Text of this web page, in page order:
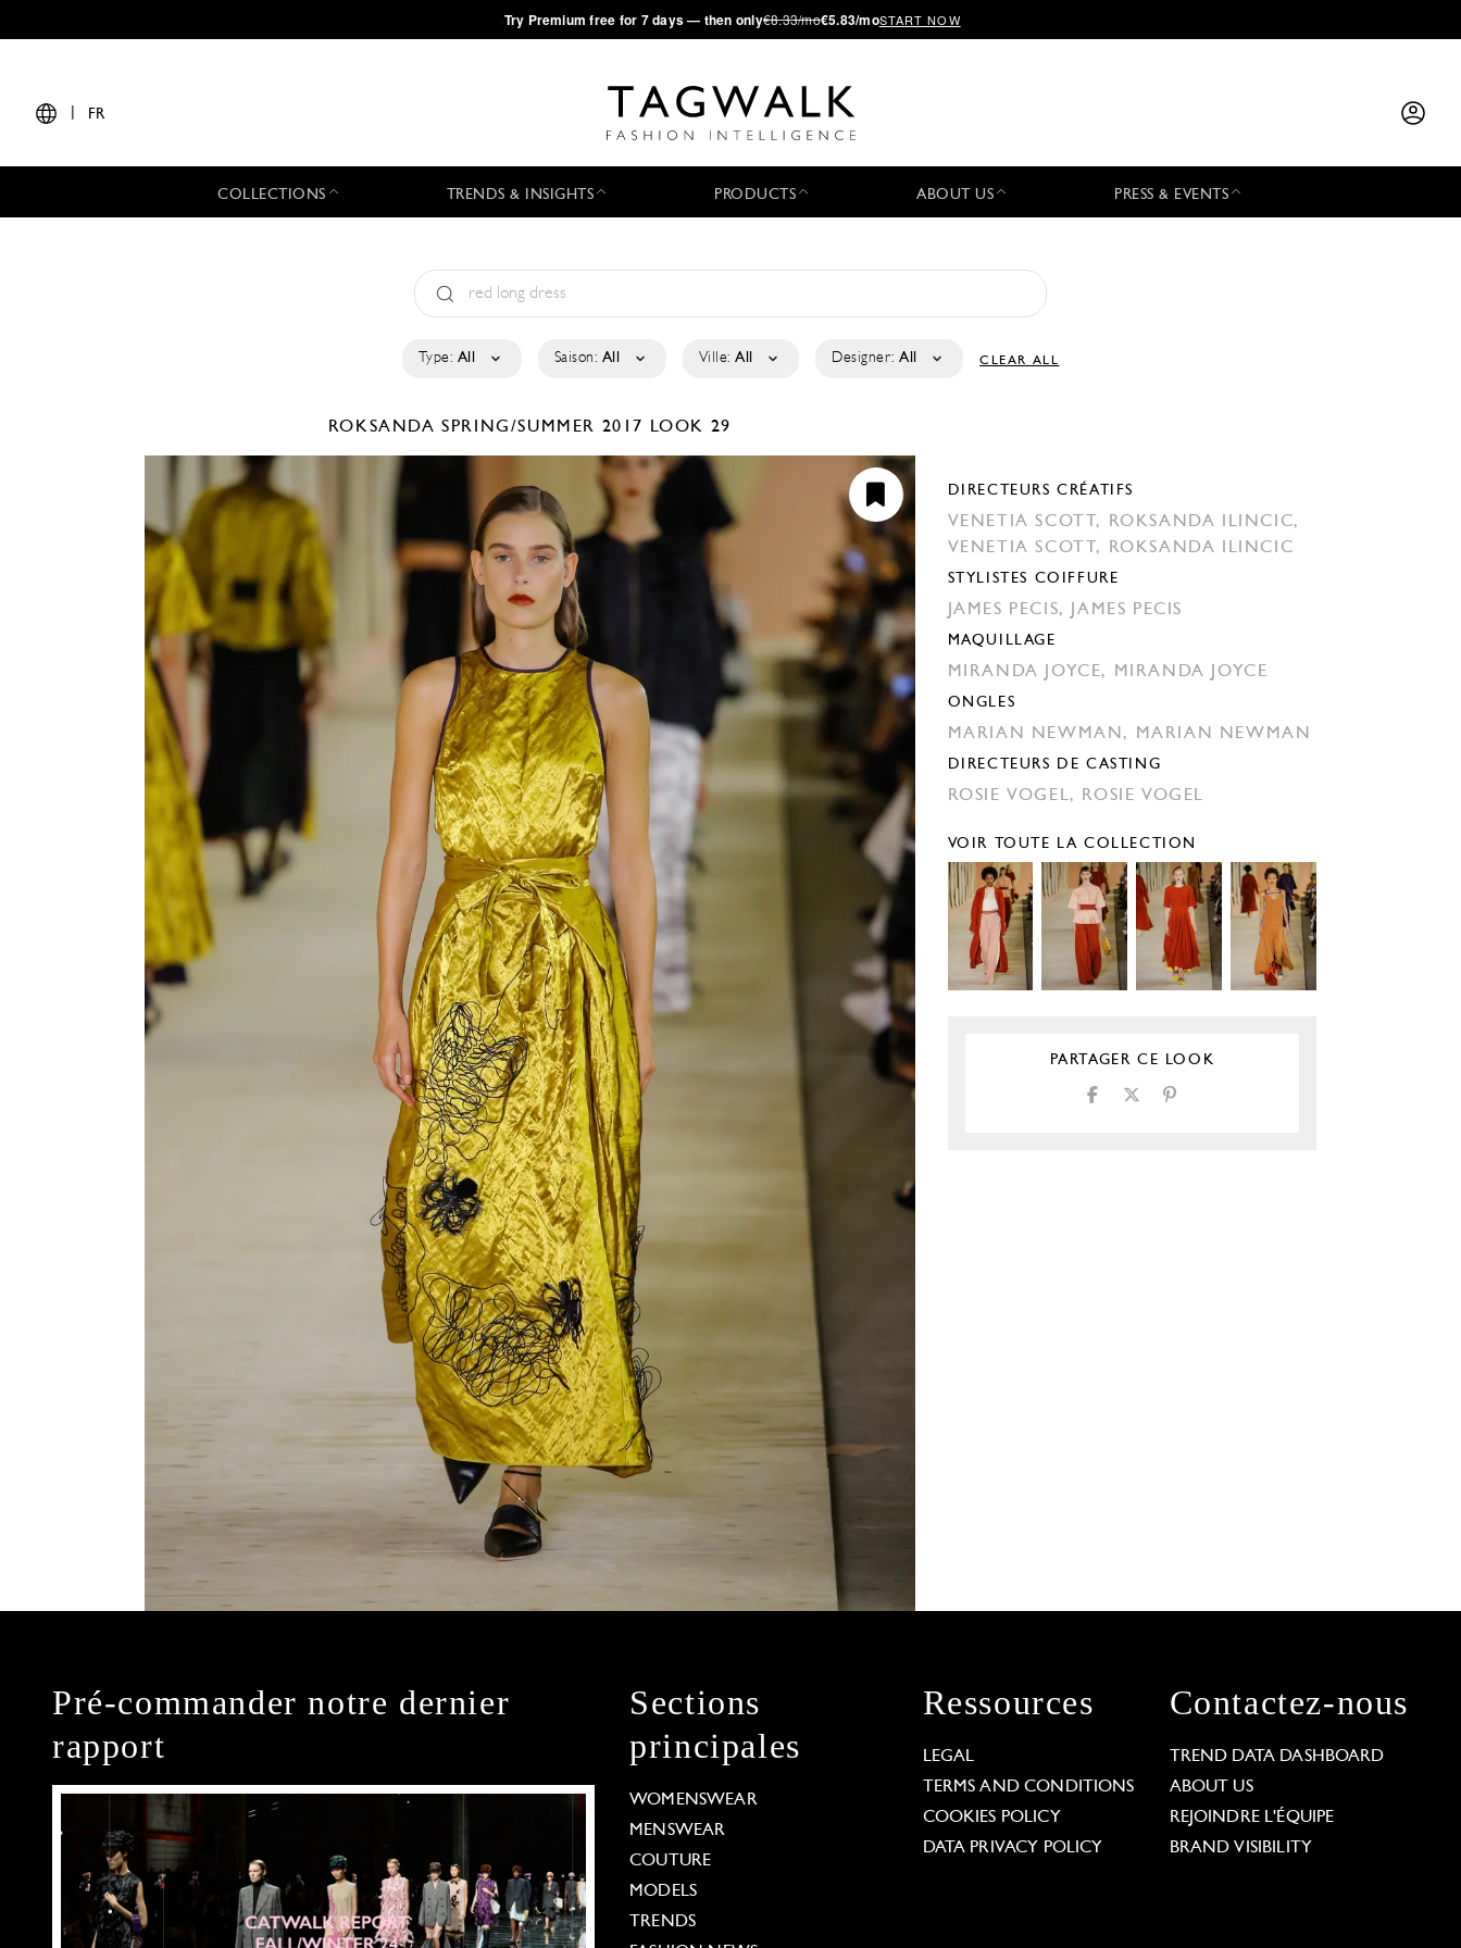
·Try Premium free for 7 days — then only€8.33/mo€5.83/moSTART NOW
FR
COLLECTIONS TRENDS & INSIGHTS PRODUCTS ABOUT US PRESS & EVENTS
Type: All Saison: All Ville: All Designer: All CLEAR ALL
ROKSANDASPRING/SUMMER 2017 LOOK 29
DIRECTEURS CRÉATIFS
VENETIA SCOTT,
ROKSANDA ILINCIC,
VENETIA SCOTT,
ROKSANDA ILINCIC
STYLISTES COIFFURE
JAMES PECIS, JAMES PECIS
MAQUILLAGE
MIRANDA JOYCE, MIRANDA JOYCE
ONGLES
MARIAN NEWMAN, MARIAN NEWMAN
DIRECTEURS DE CASTING
ROSIE VOGEL, ROSIE VOGEL
VOIR TOUTE LA COLLECTION
PARTAGER CE LOOK
Pré-commander notre dernier
rapport
Sections
principales
WOMENSWEAR
MENSWEAR
COUTURE
MODELS
TRENDS
Ressources
LEGAL
TERMS AND CONDITIONS
COOKIES POLICY
DATA PRIVACY POLICY
Contactez-nous
TREND DATA DASHBOARD
ABOUT US
REJOINDRE L'ÉQUIPE
BRAND VISIBILITY